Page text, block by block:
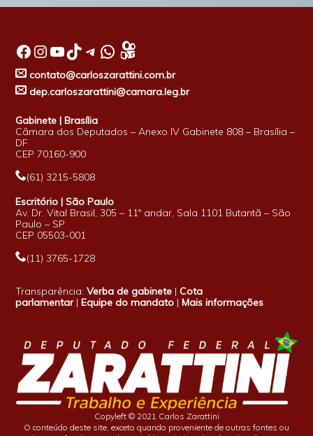
Facebook InstagramYoutube TikTok Telegram WhatsApp
contato@carloszarattini.com.br
dep.carloszarattini@camara.leg.br
Gabinete | Brasília
Câmara dos Deputados – Anexo IV Gabinete 808 – Brasília –
DF
CEP 70160-900
(61) 3215-5808
Escritório | São Paulo
Av. Dr. Vital Brasil, 305 – 11º andar, Sala 1101 Butantã – São
Paulo – SP
CEP 05503-001
(11) 3765-1728
Transparência:Verba de gabinete |Cota
parlamentar|Equipe do mandato |Mais informações
Copyleft © 2021 Carlos Zarattini
O conteúdo deste site, exceto quando proveniente de outras fontes ou